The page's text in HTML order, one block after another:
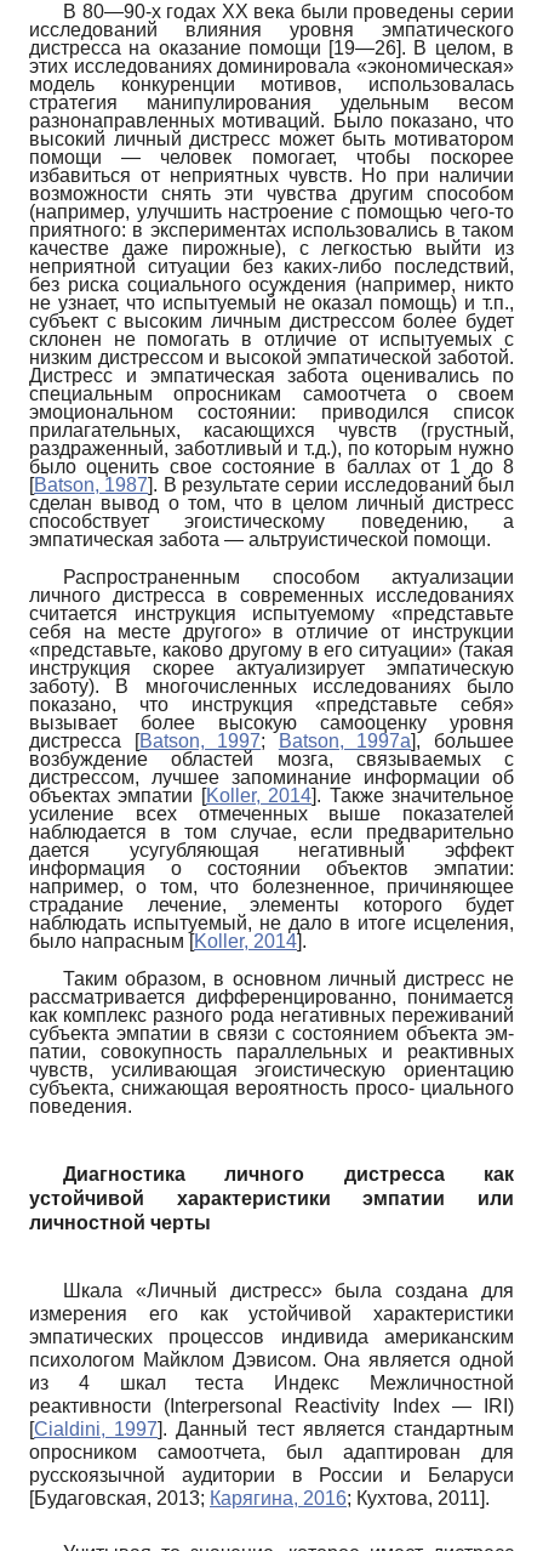
В 80—90-х годах ХХ века были проведены серии
исследований влияния уровня эмпатического
дистресса на оказание помощи [19—26]. В целом, в
этих исследованиях доминировала «экономическая»
модель конкуренции мотивов, использовалась
стратегия манипулирования удельным весом
разнонаправленных мотиваций. Было показано, что
высокий личный дистресс может быть мотиватором
помощи — человек помогает, чтобы поскорее
избавиться от неприятных чувств. Но при наличии
возможности снять эти чувства другим способом
(например, улучшить настроение с помощью чего-то
приятного: в экспериментах использовались в таком
качестве даже пирожные), с легкостью выйти из
неприятной ситуации без каких-либо последствий,
без риска социального осуждения (например, никто
не узнает, что испытуемый не оказал помощь) и т.п.,
субъект с высоким личным дистрессом более будет
склонен не помогать в отличие от испытуемых с
низким дистрессом и высокой эмпатической заботой.
Дистресс и эмпатическая забота оценивались по
специальным опросникам самоотчета о своем
эмоциональном состоянии: приводился список
прилагательных, касающихся чувств (грустный,
раздраженный, заботливый и т.д.), по которым нужно
было оценить свое состояние в баллах от 1 до 8
Batson, 1987 . В результате серии исследований был
сделан вывод о том, что в целом личный дистресс
способствует эгоистическому поведению, а
эмпатическая забота — альтруистической помощи.
Распространенным способом актуализации
личного дистресса в современных исследованиях
считается инструкция испытуемому «представьте
себя на месте другого» в отличие от инструкции
«представьте, каково другому в его ситуации» (такая
инструкция скорее актуализирует эмпатическую
заботу). В многочисленных исследованиях было
показано, что инструкция «представьте себя»
вызывает более высокую самооценку уровня
дистресса
Batson, 1997; Batson, 1997а , большее
возбуждение областей мозга, связываемых с
дистрессом, лучшее запоминание информации об
объектах эмпатии
Koller, 2014 . Также значительное
усиление всех отмеченных выше показателей
наблюдается в том случае, если предварительно
дается усугубляющая негативный эффект
информация о состоянии объектов эм­патии:
например, о том, что болезненное, причиняющее
страдание лечение, элементы которого будет
наблюдать испытуемый, не дало в итоге исцеления,
было напрасным
Koller, 2014 .
Таким образом, в основном личный дистресс не
рассматривается дифференцированно, понимается
как комплекс разного рода негативных переживаний
субъекта эмпатии в связи с состоянием объекта эм­
патии, совокупность параллельных и реактивных
чувств, усиливающая эгоистическую ориентацию
субъекта, снижающая вероятность просо- циального
поведения.
Диагностика личного дистресса как
устойчивой характеристики эмпатии или
личностной черты
Шкала «Личный дистресс» была создана для
измерения его как устойчивой характеристики
эмпатических процессов индивида американским
психологом Майклом Дэвисом. Она является одной
из 4 шкал теста Индекс Межличностной
реактивности ( Interpersonal Reactivity Index — IRI)
[Cialdini, 1997]. Данный тест является стандартным
опросником самоотчета, был адаптирован для
русскоязычной аудитории в России и Бела­руси
[Будаговская, 2013; Карягина, 2016; Кухтова, 2011].